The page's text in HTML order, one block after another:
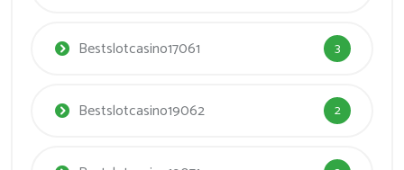
Bestslotcasino17061 3
Bestslotcasino19062 2